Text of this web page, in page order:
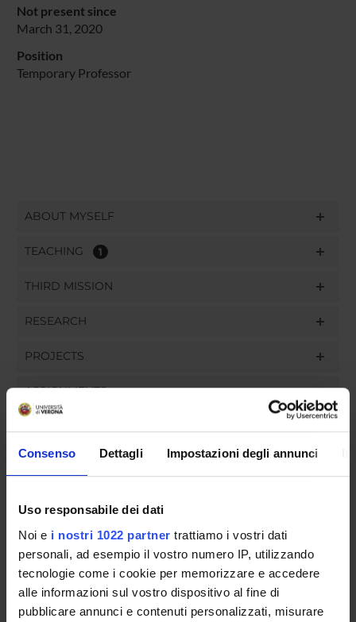
Consenso Dettagli Impostazioni degli annunci
Uso responsabile dei dati
Noi e i nostri 1022 partner trattiamo i vostri dati
personali, ad esempio il vostro numero IP, utilizzando
tecnologie come i cookie per memorizzare e accedere
alle informazioni sul vostro dispositivo al fine di
pubblicare annunci e contenuti personalizzati, misurare
Not present since
March 31, 2020
Position
Temporary Professor
ABOUT MYSELF
TEACHING 1
THIRD MISSION
RESEARCH
PROJECTS
ASSIGNMENTS
ORGANISATION
GOVERNANCE
COMMITTEES
DEPARTMENT ADMINISTRATION OFFICES
STUDENT ADMINISTRATION OFFICES